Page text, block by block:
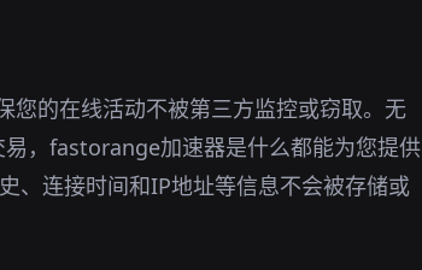
您的在线活动不被第三方监控或窃取。无
，fastorange加速器是什么都能为您提供
、连接时间和IP地址等信息不会被存储或